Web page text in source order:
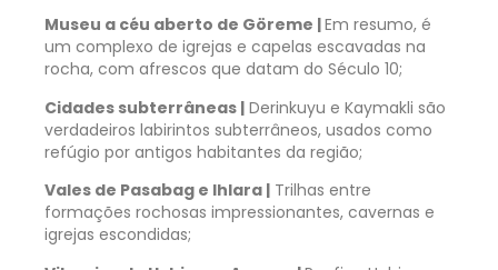
Museu a céu aberto de Göreme |Em resumo, é
um complexo de igrejas e capelas escavadas na
rocha, com afrescos que datam do Século 10;
Cidades subterrâneas | Derinkuyu e Kaymakli são
verdadeiros labirintos subterrâneos, usados como
refúgio por antigos habitantes da região;
Vales de Pasabag e Ihlara | Trilhas entre
formações rochosas impressionantes, cavernas e
igrejas escondidas;